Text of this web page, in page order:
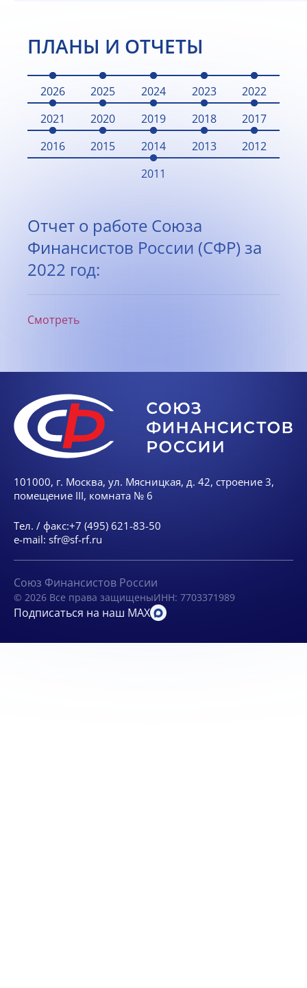
ПЛАНЫ И ОТЧЕТЫ
2026 2025 2024 2023
2022
2021
2020 2019 2018
2017
2016
2015 2014 2013
2012
2011
Отчет о работе Союза
Финансистов России (СФР) за
2022 год:
Смотреть
101000, г. Москва, ул. Мясницкая, д. 42, строение 3,
помещение III, комната № 6
Тел. / факс:+7 (495) 621-83-50
e-mail: sfr@sf-rf.ru
Союз Финансистов России
© 2026 Все права защищеныИНН: 7703371989
Подписаться на наш MAX